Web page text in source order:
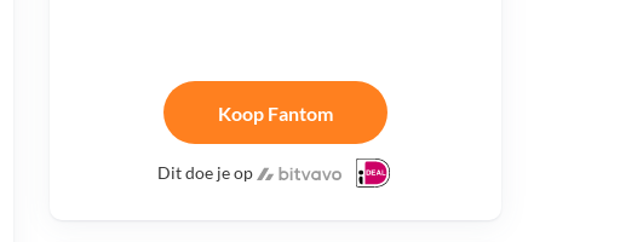
Koop Fantom
Dit doe je op